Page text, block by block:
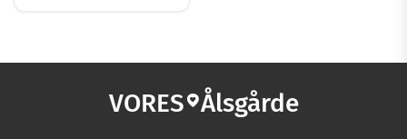
VORES Ålsgårde